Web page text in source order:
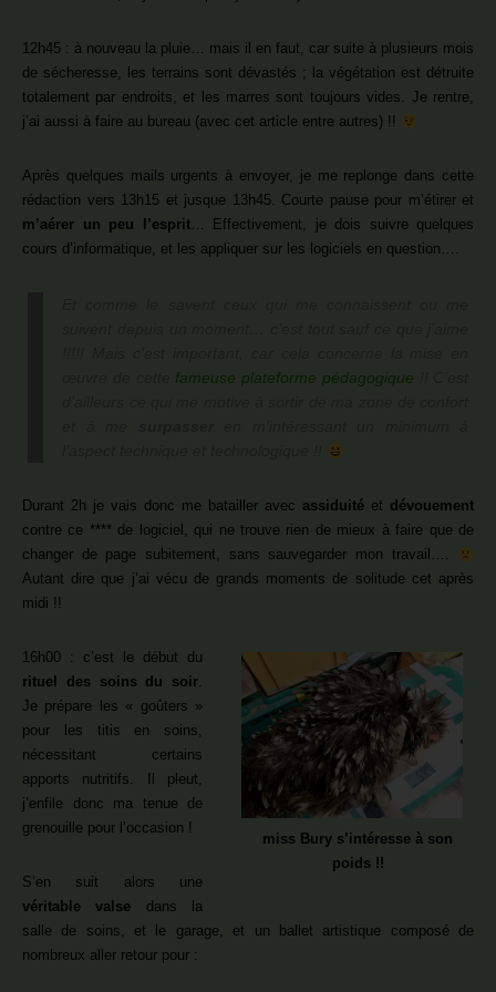
12h45 : à nouveau la pluie… mais il en faut, car suite à plusieurs mois
de sécheresse, les terrains sont dévastés ; la végétation est détruite
totalement par endroits, et les marres sont toujours vides. Je rentre,
j’ai aussi à faire au bureau (avec cet article entre autres) !!
Après quelques mails urgents à envoyer, je me replonge dans cette
rédaction vers 13h15 et jusque 13h45. Courte pause pour m’étirer et
m’aérer un peu l’esprit… Effectivement, je dois suivre quelques
cours d’informatique, et les appliquer sur les logiciels en question….
fameuse plateforme pédagogique
Durant 2h je vais donc me batailler avec assiduité et dévouement
contre ce **** de logiciel, qui ne trouve rien de mieux à faire que de
changer de page subitement, sans sauvegarder mon travail….
Autant dire que j’ai vécu de grands moments de solitude cet après
midi !!
miss Bury s’intéresse à son
poids !!
16h00 : c’est le début du
rituel des soins du soir.
Je prépare les « goûters »
pour les titis en soins,
nécessitant certains
apports nutritifs. Il pleut,
j’enfile donc ma tenue de
grenouille pour l’occasion !
S’en suit alors une
véritable valse dans la
salle de soins, et le garage, et un ballet artistique composé de
nombreux aller retour pour :